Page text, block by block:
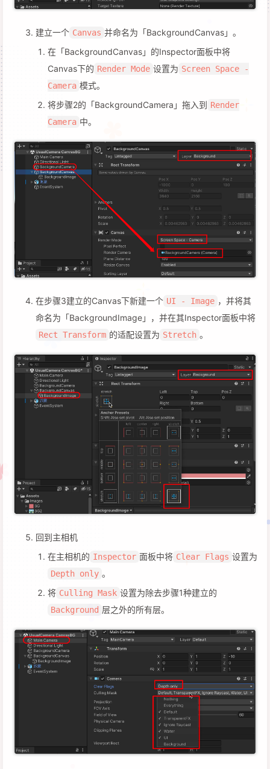
建立一个 Canvas 并命名为「BackgroundCanvas」。
在「BackgroundCanvas」的Inspector面板中将
Canvas下的 Render Mode 设置为 Screen Space -
Camera 模式。
将步骤2的「BackgroundCamera」拖入到 Render
Camera 中。
在步骤3建立的Canvas下新建一个 UI - Image ，并将其
命名为「BackgroundImage」，并在其Inspector面板中将
Rect Transform 的适配设置为 Stretch 。
回到主相机
在主相机的 Inspector 面板中将 Clear Flags 设置为
Depth only 。
将 Culling Mask 设置为除去步骤1种建立的
Background 层之外的所有层。